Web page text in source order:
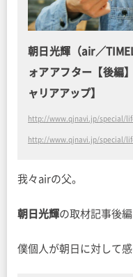
朝日光輝（air／
ォアアフター【後編
ャリアアップ】
http://www.qjnavi.jp/special/
http://www.qjnavi.jp/special/
我々airの父。
朝日光輝の取材記事後
僕個人が朝日に対して